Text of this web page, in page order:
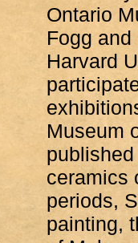
Ontario
Fogg
Harvard
Museum
ceramics
periods,
painting,